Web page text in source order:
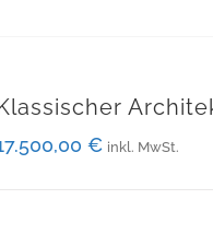
€ inkl. MwSt.